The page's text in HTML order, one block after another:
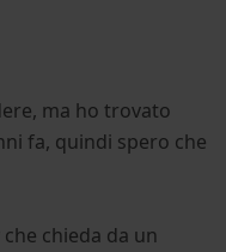
ma ho trovato
fa, quindi spero che
chieda da un